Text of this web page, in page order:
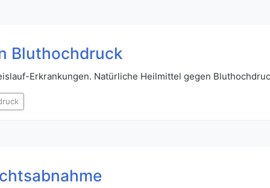
Bluthochdruck
Erkrankungen. Natürliche Heilmittel gegen